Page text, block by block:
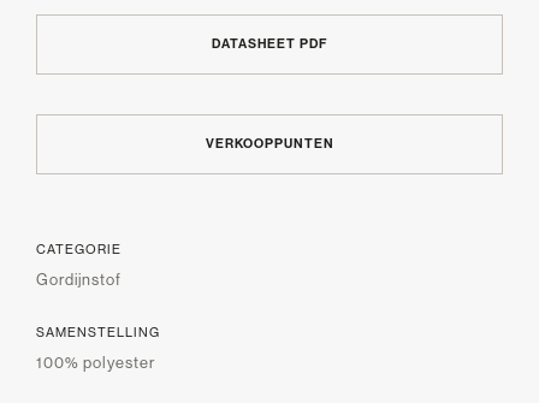
DATASHEET PDF
VERKOOPPUNTEN
CATEGORIE
Gordijnstof
SAMENSTELLING
100% polyester